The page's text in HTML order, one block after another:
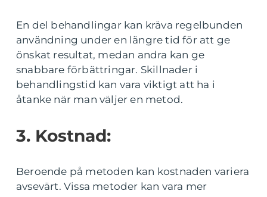
En del behandlingar kan kräva regelbunden
användning under en längre tid för att ge
önskat resultat, medan andra kan ge
snabbare förbättringar. Skillnader i
behandlingstid kan vara viktigt att ha i
åtanke när man väljer en metod.
3. Kostnad:
Beroende på metoden kan kostnaden variera
avsevärt. Vissa metoder kan vara mer